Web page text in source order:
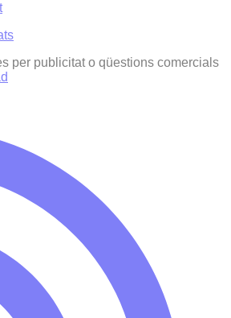
per publicitat o qüestions comercials